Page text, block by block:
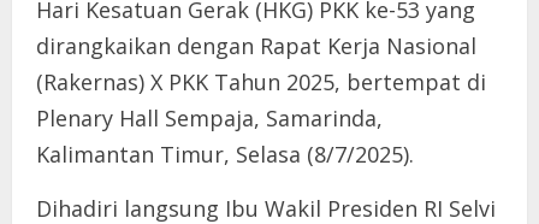
Hari Kesatuan Gerak (HKG) PKK ke-53 yang
dirangkaikan dengan Rapat Kerja Nasional
(Rakernas) X PKK Tahun 2025, bertempat di
Plenary Hall Sempaja, Samarinda,
Kalimantan Timur, Selasa (8/7/2025).
Dihadiri langsung Ibu Wakil Presiden RI Selvi